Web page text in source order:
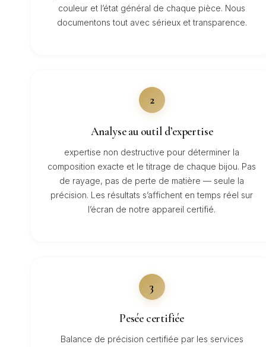
couleur et l’état général de chaque pièce. Nous
documentons tout avec sérieux et transparence.
2
Analyse au outil d’expertise
expertise non destructive pour déterminer la
composition exacte et le titrage de chaque bijou. Pas
de rayage, pas de perte de matière — seule la
précision. Les résultats s’affichent en temps réel sur
l’écran de notre appareil certifié.
3
Pesée certifiée
Balance de précision certifiée par les services